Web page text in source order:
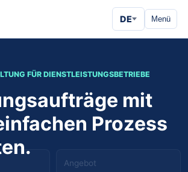
DE Menü
Angebot
FÜR DIENSTLEISTUNGSBETRIEBE
mit
Prozess